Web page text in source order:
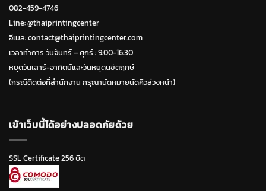
082-459-4746
Line:@thaiprintingcenter
อีเมล: contact@thaiprintingcenter.com
เวลาทำการ วันจ้นทร์ – ศุกร์ : 9:00-16:30
หยุดวันเสาร์-อาทิตย์และวันหยุดนขัตฤกษ์
(กรณีติดต่อที่สำนักงาน กรุณานัดหมายนัดคิวล่วงหน้า)
เข้าเว็บนี้ได้อย่างปลอดภัยด้วย
SSL Certificate 256 บิต